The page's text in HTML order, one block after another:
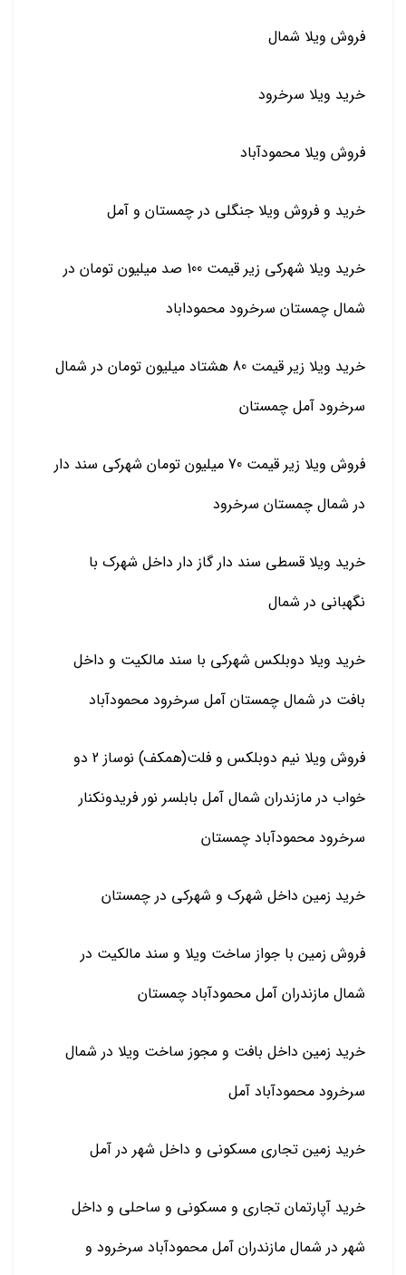
فروش ویلا شمال
خرید ویلا سرخرود
فروش ویلا محمودآباد
خرید و فروش ویلا جنگلی در چمستان و آمل
خرید ویلا شهرکی زیر قیمت 100 صد میلیون تومان در
شمال چمستان سرخرود محموداباد
خرید ویلا زیر قیمت 80 هشتاد میلیون تومان در شمال
سرخرود آمل چمستان
فروش ویلا زیر قیمت 70 میلیون تومان شهرکی سند دار
در شمال چمستان سرخرود
خرید ویلا قسطی سند دار گاز دار داخل شهرک با
نگهبانی در شمال
خرید ویلا دوبلکس شهرکی با سند مالکیت و داخل
بافت در شمال چمستان آمل سرخرود محمودآباد
فروش ویلا نیم دوبلکس و فلت(همکف) نوساز 2 دو
خواب در مازندران شمال آمل بابلسر نور فریدونکنار
سرخرود محمودآباد چمستان
خرید زمین داخل شهرک و شهرکی در چمستان
فروش زمین با جواز ساخت ویلا و سند مالکیت در
شمال مازندران آمل محمودآباد چمستان
خرید زمین داخل بافت و مجوز ساخت ویلا در شمال
سرخرود محمودآباد آمل
خرید زمین تجاری مسکونی و داخل شهر در آمل
خرید آپارتمان تجاری و مسکونی و ساحلی و داخل
شهر در شمال مازندران آمل محمودآباد سرخرود و